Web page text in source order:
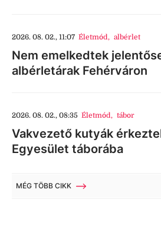
2026. 08. 02., 11:07 Életmód, albérlet
Nem emelkedtek
albérletárak Fehérváron
2026. 08. 02., 08:35 Életmód, tábor
Vakvezető kutyák
Egyesület táborába
MÉG TÖBB CIKK